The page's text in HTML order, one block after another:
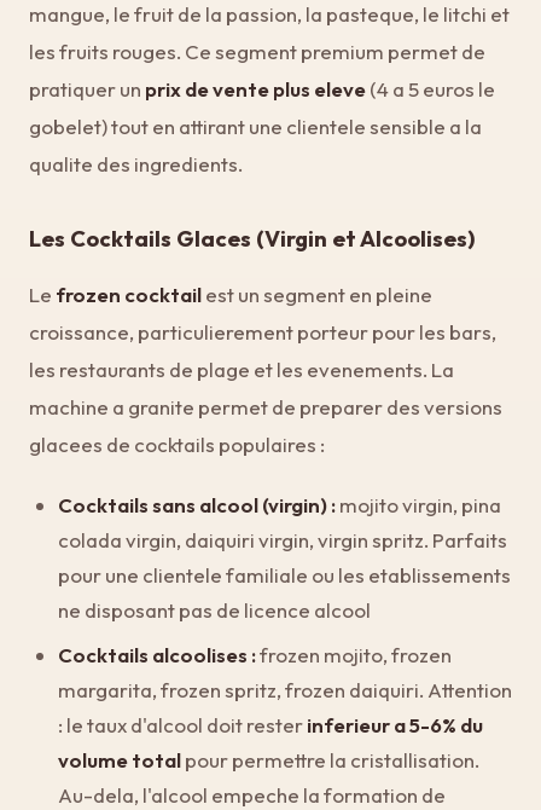
mangue, le fruit de la passion, la pasteque, le litchi et
les fruits rouges. Ce segment premium permet de
pratiquer un prix de vente plus eleve(4 a 5 euros le
gobelet) tout en attirant une clientele sensible a la
qualite des ingredients.
Les Cocktails Glaces (Virgin et Alcoolises)
Le frozen cocktailest un segment en pleine
croissance, particulierement porteur pour les bars,
les restaurants de plage et les evenements. La
machine a granite permet de preparer des versions
glacees de cocktails populaires :
Cocktails sans alcool (virgin) :mojito virgin, pina
colada virgin, daiquiri virgin, virgin spritz. Parfaits
pour une clientele familiale ou les etablissements
ne disposant pas de licence alcool
Cocktails alcoolises :frozen mojito, frozen
margarita, frozen spritz, frozen daiquiri. Attention
: le taux d'alcool doit resterinferieur a 5-6% du
volume totalpour permettre la cristallisation.
Au-dela, l'alcool empeche la formation de